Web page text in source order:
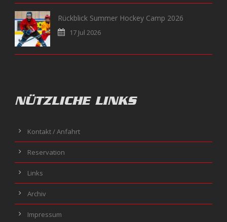
Rückblick Summer Hockey Camp 2026
17 Jul 2026
NÜTZLICHE LINKS
Kontakt / Anfahrt
Reservation
Links
Archiv
Impressum